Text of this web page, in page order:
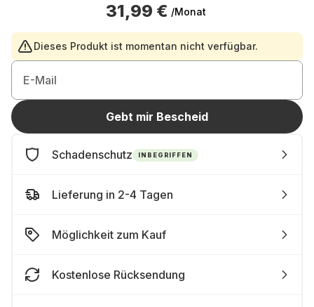
31,99 € /Monat
Dieses Produkt ist momentan nicht verfügbar.
E-Mail
Gebt mir Bescheid
Schadenschutz INBEGRIFFEN
Lieferung in 2-4 Tagen
Möglichkeit zum Kauf
Kostenlose Rücksendung